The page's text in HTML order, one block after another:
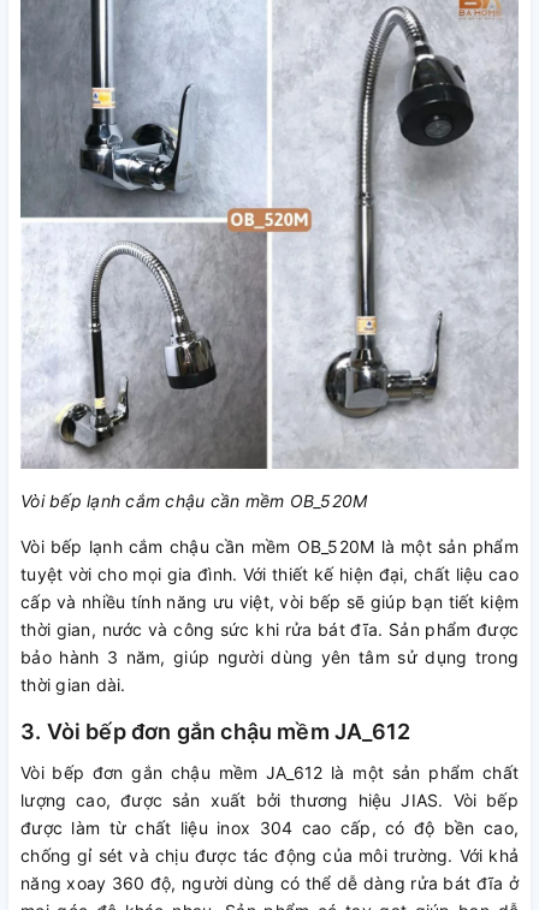
Vòi bếp lạnh cắm chậu cần mềm OB_520M
Vòi bếp lạnh cắm chậu cần mềm OB_520M là một sản phẩm
tuyệt vời cho mọi gia đình. Với thiết kế hiện đại, chất liệu cao
cấp và nhiều tính năng ưu việt, vòi bếp sẽ giúp bạn tiết kiệm
thời gian, nước và công sức khi rửa bát đĩa. Sản phẩm được
bảo hành 3 năm, giúp người dùng yên tâm sử dụng trong
thời gian dài.
3. Vòi bếp đơn gắn chậu mềm JA_612
Vòi bếp đơn gắn chậu mềm JA_612 là một sản phẩm chất
lượng cao, được sản xuất bởi thương hiệu JIAS. Vòi bếp
được làm từ chất liệu inox 304 cao cấp, có độ bền cao,
chống gỉ sét và chịu được tác động của môi trường. Với khả
năng xoay 360 độ, người dùng có thể dễ dàng rửa bát đĩa ở